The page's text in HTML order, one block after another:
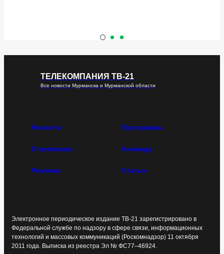
ТЕЛЕКОМПАНИЯ ТВ-21
Все новости Мурманска и Мурманской области
Новости Программы
О компании Команда
Реклама Статьи
Электронное периодическое издание ТВ-21 зарегистрировано в
Федеральной службе по надзору в сфере связи, информационных
технологий и массовых коммуникаций (Роскомнадзор) 11 октября
2011 года. Выписка из реестра Эл № ФС77–46924.